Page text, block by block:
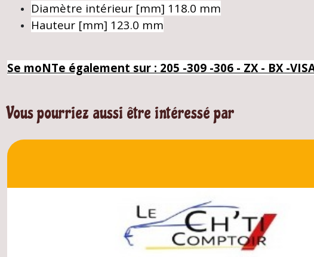
Diamètre intérieur [mm] 118.0 mm
Hauteur [mm] 123.0 mm
Se moNTe également sur : 205 -309 -306 - ZX - BX -
Vous pourriez aussi être intéressé par